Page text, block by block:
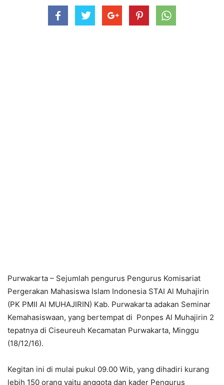
Purwakarta – Sejumlah pengurus Pengurus Komisariat
Pergerakan Mahasiswa Islam Indonesia STAI Al Muhajirin
(PK PMII Al MUHAJIRIN) Kab. Purwakarta adakan Seminar
Kemahasiswaan, yang bertempat di Ponpes Al Muhajirin 2
tepatnya di Ciseureuh Kecamatan Purwakarta, Minggu
(18/12/16).
Kegitan ini di mulai pukul 09.00 Wib, yang dihadiri kurang
lebih 150 orang yaitu anggota dan kader Pengurus